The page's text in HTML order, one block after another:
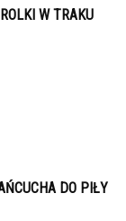
W TRAKU
DO PIŁY